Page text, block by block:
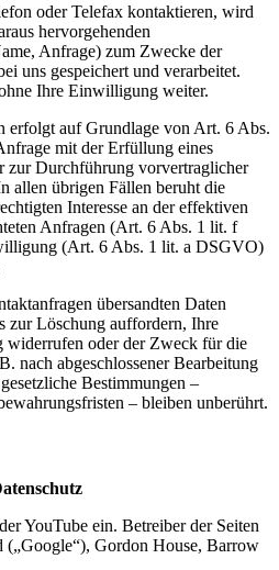
oder Telefax kontaktieren, wird
hervorgehenden
Anfrage) zum Zwecke der
uns gespeichert und verarbeitet.
Ihre Einwilligung weiter.
erfolgt auf Grundlage von Art. 6 Abs.
mit der Erfüllung eines
zur Durchführung vorvertraglicher
allen übrigen Fällen beruht die
Interesse an der effektiven
Anfragen (Art. 6 Abs. 1 lit. f
(Art. 6 Abs. 1 lit. a DSGVO)
übersandten Daten
zur Löschung auffordern, Ihre
oder der Zweck für die
nach abgeschlossener Bearbeitung
Bestimmungen –
– bleiben unberührt.
YouTube ein. Betreiber der Seiten
Gordon House, Barrow